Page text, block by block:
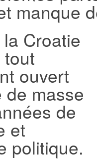
manque
Croatie
ouvert
de masse
de
et
politique.